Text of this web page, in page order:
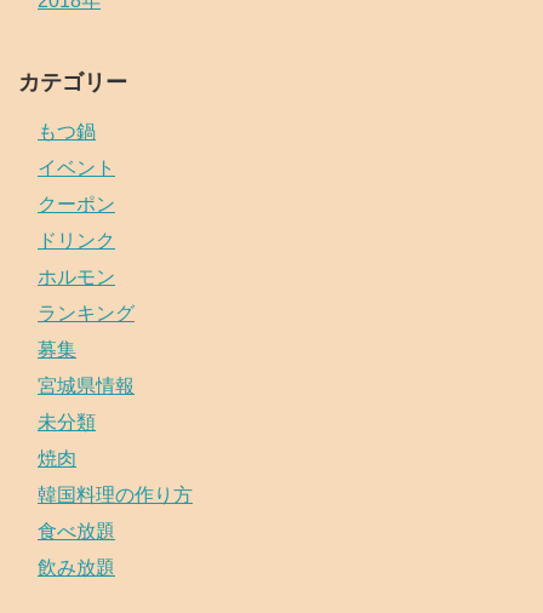
カテゴリー
もつ鍋
イベント
クーポン
ドリンク
ホルモン
ランキング
募集
宮城県情報
未分類
焼肉
韓国料理の作り方
食べ放題
飲み放題